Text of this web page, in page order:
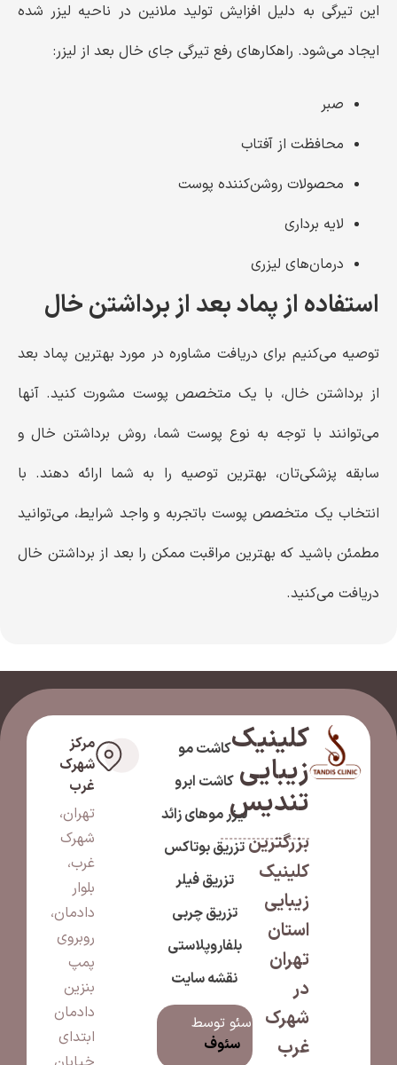
این تیرگی به دلیل افزایش تولید ملانین در ناحیه لیزر شده
ایجاد می‌شود. راهکارهای رفع تیرگی جای خال بعد از لیزر:
صبر
محافظت از آفتاب
محصولات روشن‌کننده پوست
لایه برداری
درمان‌های لیزری
استفاده از پماد بعد از برداشتن خال
توصیه می‌کنیم برای دریافت مشاوره در مورد بهترین پماد بعد
از برداشتن خال، با یک متخصص پوست مشورت کنید. آنها
می‌توانند با توجه به نوع پوست شما، روش برداشتن خال و
سابقه پزشکی‌تان، بهترین توصیه را به شما ارائه دهند. با
انتخاب یک متخصص پوست باتجربه و واجد شرایط، می‌توانید
مطمئن باشید که بهترین مراقبت ممکن را بعد از برداشتن خال
دریافت می‌کنید.
کلینیک
زیبایی
تندیس
بزرگترین
کلینیک
زیبایی
استان
تهران
در
شهرک
غرب
مرکز
شهرک
غرب
تهران،
شهرک
غرب،
بلوار
دادمان،
روبروی
پمپ
بنزین
دادمان
ابتدای
کاشت مو
کاشت ابرو
لیزر موهای زائد
تزریق بوتاکس
تزریق فیلر
تزریق چربی
بلفاروپلاستی
نقشه سایت
سئو توسط
سئوف